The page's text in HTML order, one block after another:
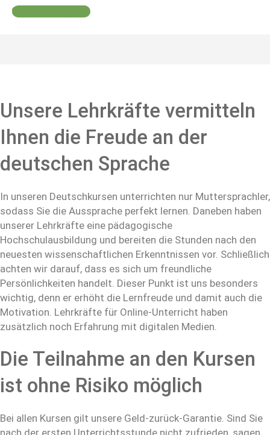
Noch Fragen?
Unsere Lehrkräfte vermitteln
Ihnen die Freude an der
deutschen Sprache
In unseren Deutschkursen unterrichten nur Muttersprachler,
sodass Sie die Aussprache perfekt lernen. Daneben haben
unserer Lehrkräfte eine pädagogische
Hochschulausbildung und bereiten die Stunden nach den
neuesten wissenschaftlichen Erkenntnissen vor. Schließlich
achten wir darauf, dass es sich um freundliche
Persönlichkeiten handelt. Dieser Punkt ist uns besonders
wichtig, denn er erhöht die Lernfreude und damit auch die
Motivation. Lehrkräfte für Online-Unterricht haben
zusätzlich noch Erfahrung mit digitalen Medien.
Die Teilnahme an den Kursen
ist ohne Risiko möglich
Bei allen Kursen gilt unsere Geld-zurück-Garantie. Sind Sie
nach der ersten Unterrichtsstunde nicht zufrieden, sagen